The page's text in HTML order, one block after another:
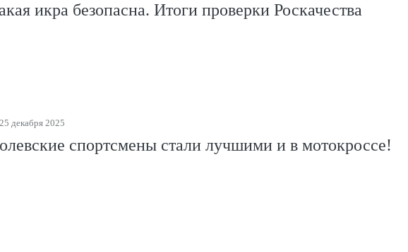
икра безопасна. Итоги проверки Роскачества
25 декабря 2025
спортсмены стали лучшими и в мотокроссе!